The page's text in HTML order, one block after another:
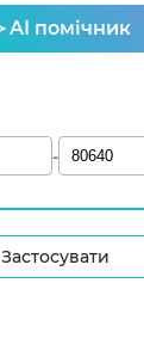
AI помічник
-
Застосувати